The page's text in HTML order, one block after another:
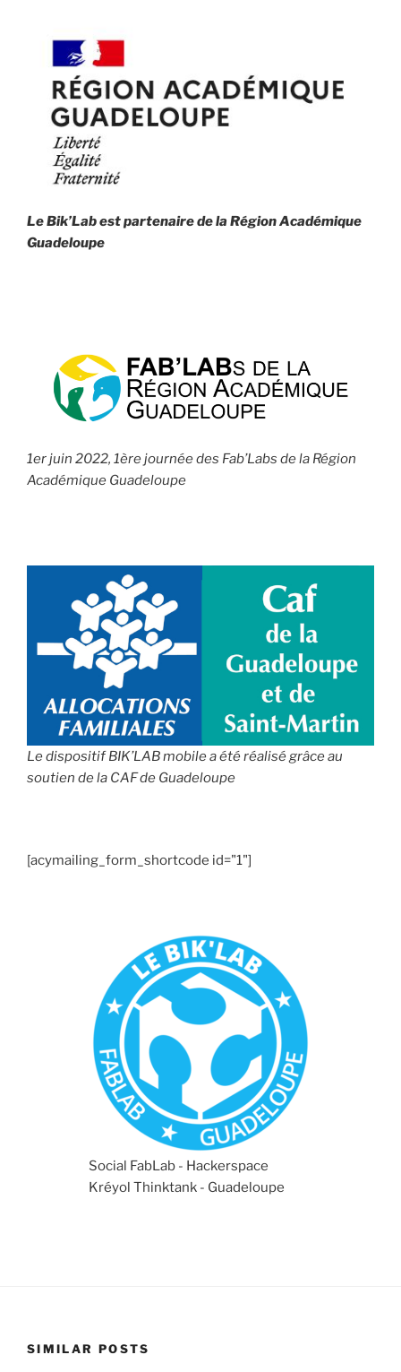
Le Bik’Lab est partenaire de la Région Académique
Guadeloupe
1er juin 2022, 1ère journée des Fab’Labs de la Région
Académique Guadeloupe
Le dispositif BIK’LAB mobile a été réalisé grâce au
soutien de la CAF de Guadeloupe
[acymailing_form_shortcode id="1"]
Social FabLab - Hackerspace
Kréyol Thinktank - Guadeloupe
SIMILAR POSTS